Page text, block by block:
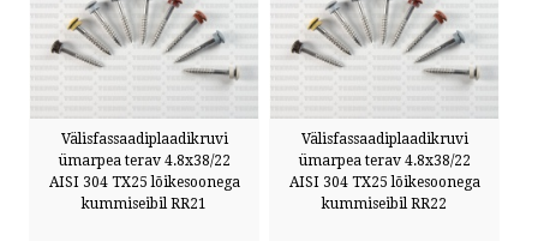
Välisfassaadiplaadikruvi
ümarpea terav 4.8x38/22
AISI 304 TX25 lõikesoonega
kummiseibil RR21
Välisfassaadiplaadikruvi
ümarpea terav 4.8x38/22
AISI 304 TX25 lõikesoonega
kummiseibil RR22